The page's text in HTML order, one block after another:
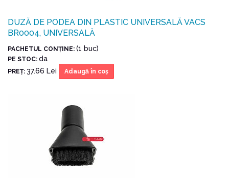
DUZĂ DE PODEA DIN PLASTIC UNIVERSALĂ VACS
BR0004, UNIVERSALĂ
PACHETUL CONŢINE: (1 buc)
PE STOC: da
PREŢ: 37.66 Lei Adaugă în coş